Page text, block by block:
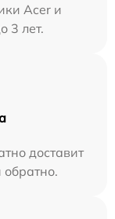
Acer и
3 лет.
доставит
обратно.